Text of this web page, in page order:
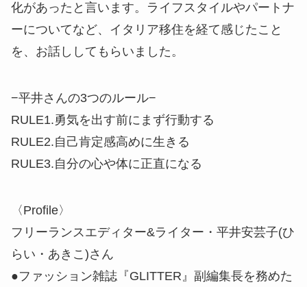
化があったと言います。ライフスタイルやパートナ
ーについてなど、イタリア移住を経て感じたこと
を、お話ししてもらいました。
−平井さんの3つのルール−
RULE1.勇気を出す前にまず行動する
RULE2.自己肯定感高めに生きる
RULE3.自分の心や体に正直になる
〈Profile〉
フリーランスエディター&ライター・平井安芸子(ひ
らい・あきこ)さん
●ファッション雑誌『GLITTER』副編集長を務めた